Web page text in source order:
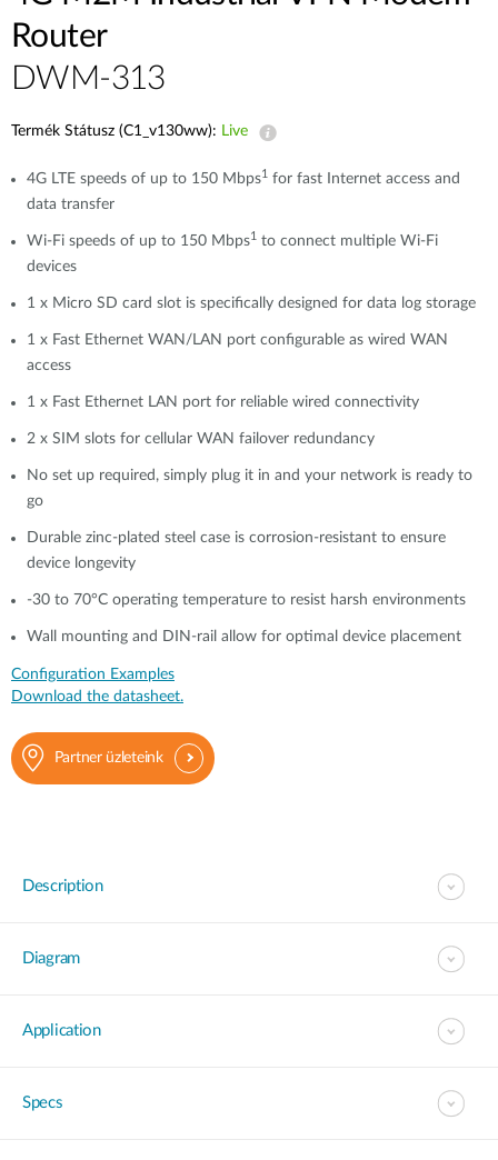
Router
DWM-313
Termék Státusz (C1_v130ww): Live
4G LTE speeds of up to 150 Mbps1
for fast Internet access and
data transfer
Wi-Fi speeds of up to 150 Mbps1
to connect multiple Wi-Fi
devices
1 x Micro SD card slot is specifically designed for data log storage
1 x Fast Ethernet WAN/LAN port configurable as wired WAN
access
1 x Fast Ethernet LAN port for reliable wired connectivity
2 x SIM slots for cellular WAN failover redundancy
No set up required, simply plug it in and your network is ready to
go
Durable zinc-plated steel case is corrosion-resistant to ensure
device longevity
-30 to 70°C operating temperature to resist harsh environments
Wall mounting and DIN-rail allow for optimal device placement
Configuration Examples
Download the datasheet.
Partner üzleteink
Description
Diagram
Application
Specs